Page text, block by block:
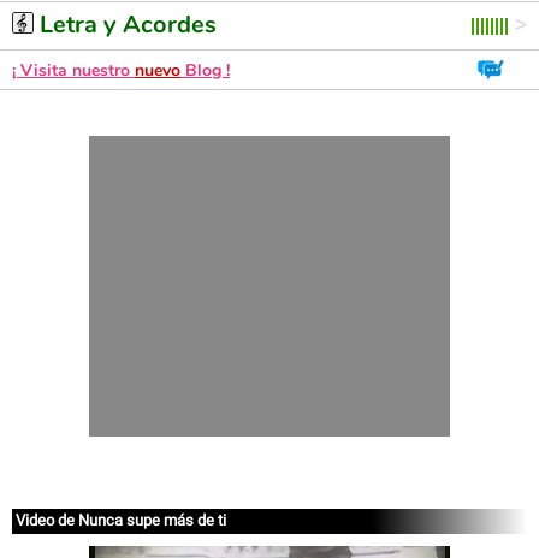
Letra y Acordes
¡ Visita nuestro nuevo Blog !
Video de Nunca supe más de ti